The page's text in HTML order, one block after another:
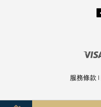
服務條款 |